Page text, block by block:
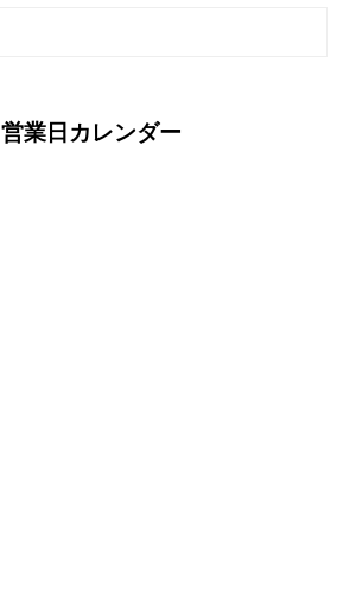
営業日カレンダー